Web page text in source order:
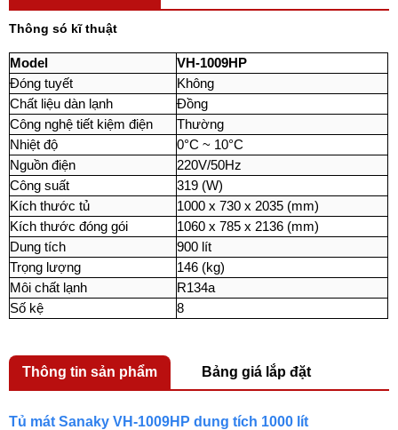
Thông só kĩ thuật
Model
VH-1009HP
Đóng tuyết
Không
Chất liệu dàn lạnh
Đồng
Công nghệ tiết kiệm điện
Thường
Nhiệt độ
0°C ~ 10°C
Nguồn điện
220V/50Hz
Công suất
319 (W)
Kích thước tủ
1000 x 730 x 2035 (mm)
Kích thước đóng gói
1060 x 785 x 2136 (mm)
Dung tích
900 lít
Trọng lượng
146 (kg)
Môi chất lạnh
R134a
Số kệ
8
Thông tin sản phẩm Bảng giá lắp đặt
Tủ mát Sanaky VH-1009HP dung tích 1000 lít